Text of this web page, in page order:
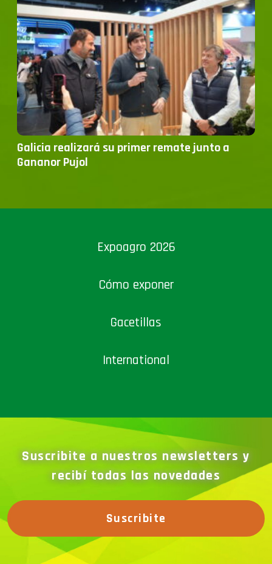
Galicia realizará su primer remate junto a
Gananor Pujol
Expoagro 2026
Cómo exponer
Gacetillas
International
Suscribite a nuestros newsletters y
recibí todas las novedades
Suscribite